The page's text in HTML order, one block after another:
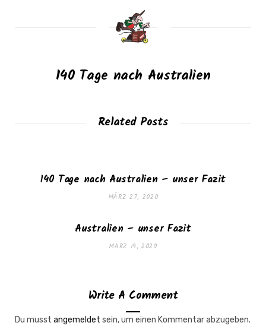
140 Tage nach Australien
Related Posts
140 Tage nach Australien – unser Fazit
MÄRZ 27, 2020
Australien – unser Fazit
MÄRZ 19, 2020
Write A Comment
Du musst angemeldet sein, um einen Kommentar abzugeben.